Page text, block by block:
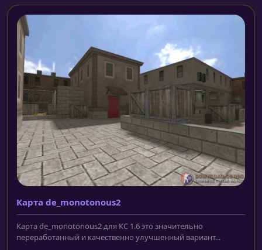
Карта de_monotonous2
Карта de_monotonous2 для КС 1.6 это значительно
переработанный и качественно улучшенный вариант...